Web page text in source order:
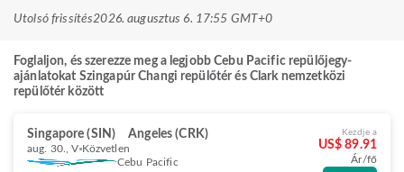
Utolsó frissítés2026. augusztus 6. 17:55 GMT+0
Foglaljon, és szerezze meg a legjobb Cebu Pacific repülőjegy-
ajánlatokat Szingapúr Changi repülőtér és Clark nemzetközi
repülőtér között
Singapore (SIN) Angeles (CRK)
aug. 30., V Közvetlen
Cebu Pacific
Kezdje a
US$ 89.91
Ár/fő